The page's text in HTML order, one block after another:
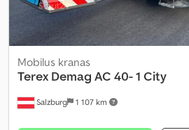
Salzburg 1 107 km
Mobilus kranas
Terex Demag AC 40- 1 City